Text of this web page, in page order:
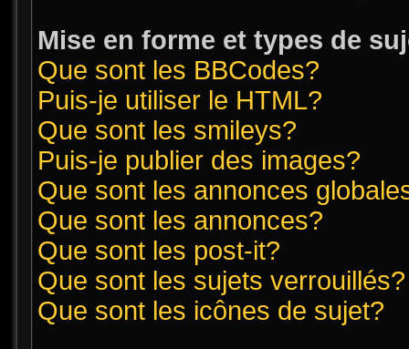
Mise en forme et types de
Que sont les BBCodes?
Puis-je utiliser le HTML?
Que sont les smileys?
Puis-je publier des images?
Que sont les annonces
Que sont les annonces?
Que sont les post-it?
Que sont les sujets verrouillés?
Que sont les icônes de sujet?